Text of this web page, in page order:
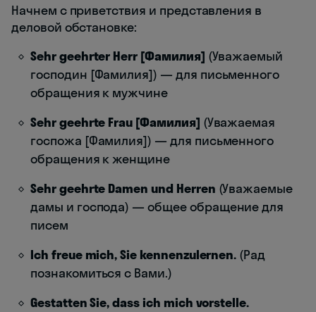
Начнем с приветствия и представления в
деловой обстановке:
Sehr geehrter Herr [Фамилия] (Уважаемый
господин [Фамилия]) — для письменного
обращения к мужчине
Sehr geehrte Frau [Фамилия] (Уважаемая
госпожа [Фамилия]) — для письменного
обращения к женщине
Sehr geehrte Damen und Herren (Уважаемые
дамы и господа) — общее обращение для
писем
Ich freue mich, Sie kennenzulernen. (Рад
познакомиться с Вами.)
Gestatten Sie, dass ich mich vorstelle.